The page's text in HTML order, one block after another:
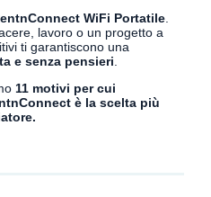
WiFi Portatile.
lavoro o un progetto a
ti garantiscono una
e senza pensieri.
11 motivi per cui
è la scelta più